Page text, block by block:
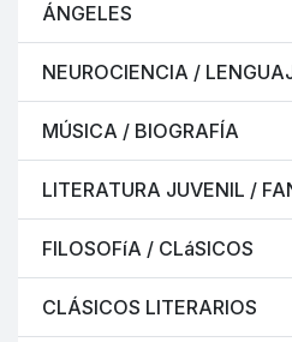
ÁNGELES
NEUROCIENCIA /
MÚSICA / BIOGRAFÍA
LITERATURA JUVENIL /
FILOSOFíA / CLáSICOS
CLÁSICOS LITERARIOS